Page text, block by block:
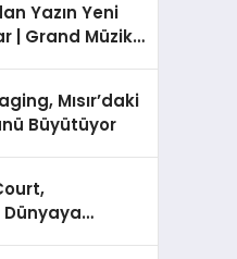
Yazın Yeni
| Grand Müzik
Mısır’daki
Büyütüyor
Dünyaya